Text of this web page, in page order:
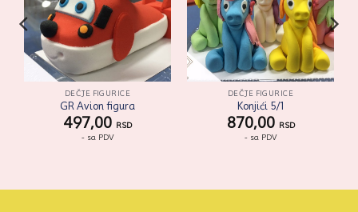
DEČJE FIGURICE
GR Avion figura
497,00 RSD
- sa PDV
DEČJE FIGURICE
Konjići 5/1
870,00 RSD
- sa PDV